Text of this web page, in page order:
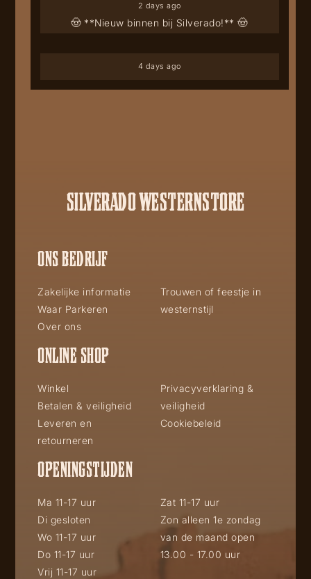
🤠 **Nieuw binnen bij Silverado!** 🤠
2 days ago
4 days ago
SILVERADO WESTERNSTORE
ONS BEDRIJF
Zakelijke informatie
Waar Parkeren
Over ons
Trouwen of feestje in
westernstijl
ONLINE SHOP
Winkel
Betalen & veiligheid
Leveren en
retourneren
Privacyverklaring &
veiligheid
Cookiebeleid
OPENINGSTIJDEN
Ma 11-17 uur
Di gesloten
Wo 11-17 uur
Do 11-17 uur
Vrij 11-17 uur
Zat 11-17 uur
Zon alleen 1e zondag
van de maand open
13.00 - 17.00 uur